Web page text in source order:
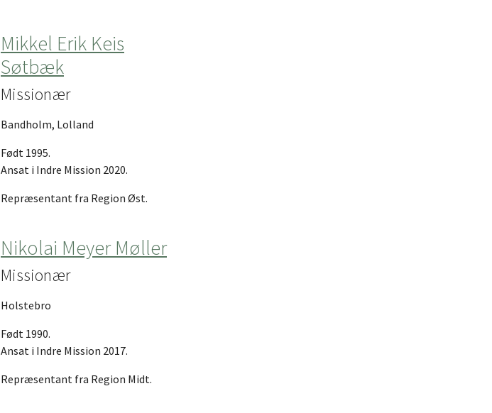
Mikkel Erik Keis
Søtbæk
Missionær
Bandholm, Lolland
Født 1995.
Ansat i Indre Mission 2020.
Repræsentant fra Region Øst.
Nikolai Meyer Møller
Missionær
Holstebro
Født 1990.
Ansat i Indre Mission 2017.
Repræsentant fra Region Midt.